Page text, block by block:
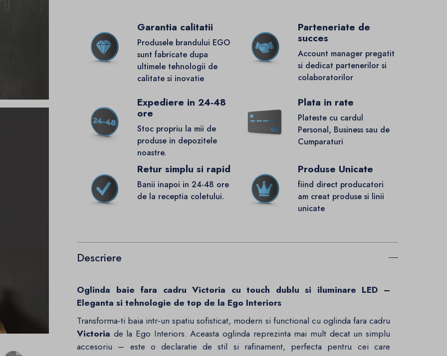
Garantia calitatii
Produsele brandului EGO
sunt fabricate dupa
ultimele tehnologii de
calitate si inovatie
Parteneriate de
succes
Account manager pregatit
si dedicat partenerilor si
colaboratorilor
Expediere in 24-48
ore
Stoc propriu la mii de
produse in depozitele
noastre.
Plata in rate
Plateste cu cardul
Personal, Business sau de
Cumparaturi
Retur simplu si rapid
Banii inapoi in 24-48 ore
de la receptia coletului.
Produse Unicate
fiind direct producatori
am creat produse si linii
unicate
Descriere
Oglinda baie fara cadru Victoria cu touch dublu si iluminare LED –
Eleganta si tehnologie de top de la Ego Interiors
Transforma-ti baia intr-un spatiu sofisticat, modern si functional cu oglinda fara cadru
Victoria de la Ego Interiors. Aceasta oglinda reprezinta mai mult decat un simplu
accesoriu – este o declaratie de stil si rafinament, perfecta pentru cei care